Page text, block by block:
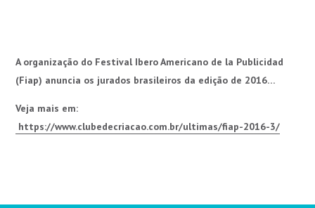
A organização do Festival Ibero Americano de la Publicidad
(Fiap) anuncia os jurados brasileiros da edição de 2016…
Veja mais em:
https://www.clubedecriacao.com.br/ultimas/fiap-2016-3/